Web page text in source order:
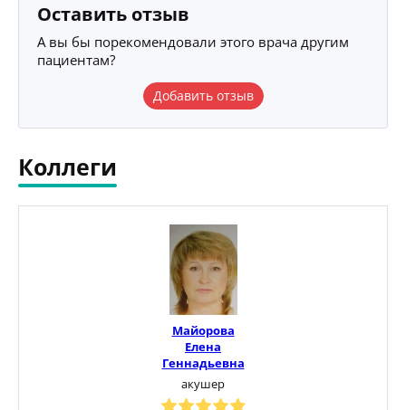
Оставить отзыв
А вы бы порекомендовали этого врача другим
пациентам?
Добавить отзыв
Коллеги
Майорова
Елена
Геннадьевна
акушер